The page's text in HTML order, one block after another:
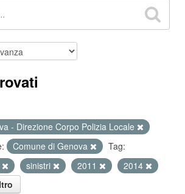
- Direzione Corpo Polizia Locale
Comune di Genova
Tag:
sinistri 2011
2014